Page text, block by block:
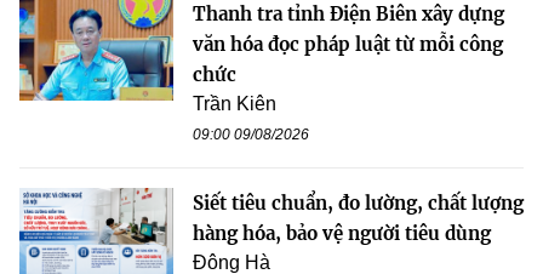
Thanh tra tỉnh Điện Biên xây dựng
văn hóa đọc pháp luật từ mỗi công
chức
Trần Kiên
09:00 09/08/2026
Siết tiêu chuẩn, đo lường, chất lượng
hàng hóa, bảo vệ người tiêu dùng
Đông Hà